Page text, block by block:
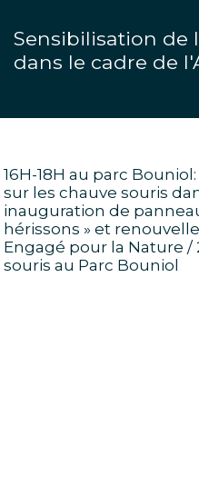
Sensibilisation de
dans le cadre de
16H-18H au parc
sur les chauve souris
inauguration de
hérissons » et
Engagé pour la Nature /
souris au Parc Bouniol